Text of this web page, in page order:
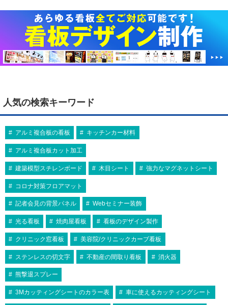
人気の検索キーワード
アルミ複合板の看板 キッチンカー材料
アルミ複合板カット加工
建築模型スチレンボード 木目シート 強力なマグネットシート
コロナ対策フロアマット
記者会見の背景パネル Webセミナー装飾
光る看板 焼肉屋看板 看板のデザイン製作
クリニック窓看板 美容院/クリニックカーブ看板
ステンレスの切文字 不動産の間取り看板 消火器
熊撃退スプレー
3Mカッティングシートのカラー表 車に使えるカッティングシート